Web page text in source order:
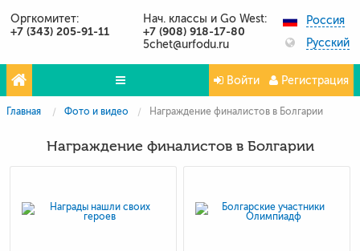
Оргкомитет: Нач. классы и Go West:
+7 (343) 205-91-11 +7 (908) 918-17-80
5chet@urfodu.ru
Россия
Русский
Олимпиады
Проекты
Контакты
Войти Регистрация
Главная Фото и видео Награждение финалистов в Болгарии
Награждение финалистов в Болгарии